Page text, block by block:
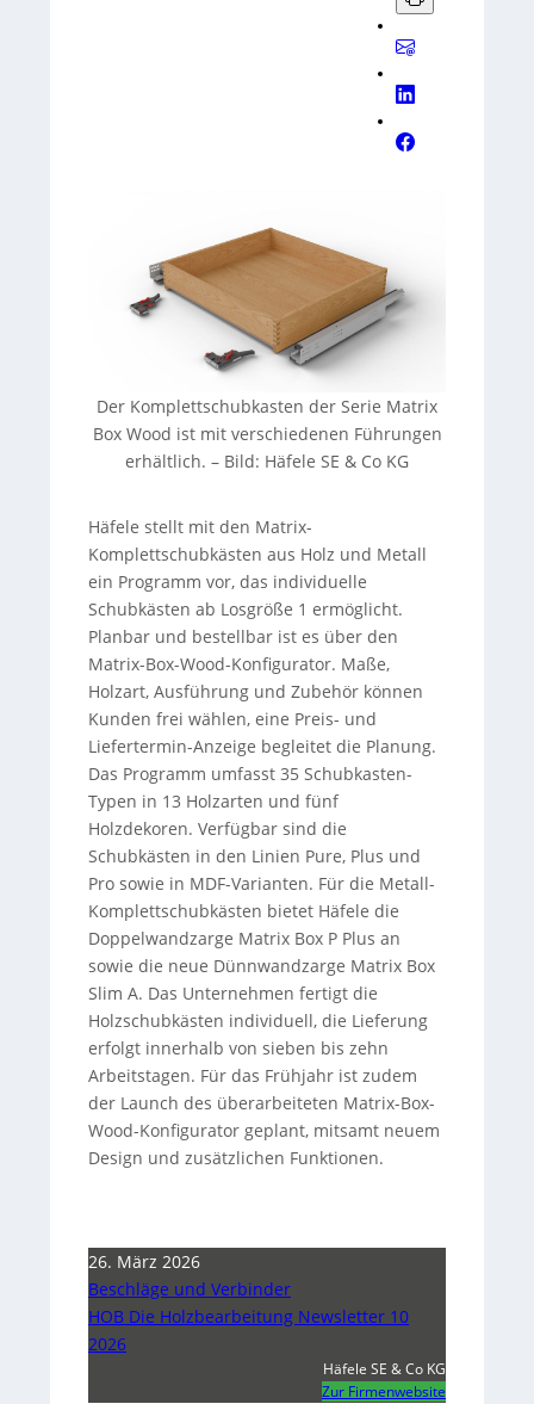
Der Komplettschubkasten der Serie Matrix
Box Wood ist mit verschiedenen Führungen
erhältlich. – Bild: Häfele SE & Co KG
Häfele stellt mit den Matrix-
Komplettschubkästen aus Holz und Metall
ein Programm vor, das individuelle
Schubkästen ab Losgröße 1 ermöglicht.
Planbar und bestellbar ist es über den
Matrix-Box-Wood-Konfigurator. Maße,
Holzart, Ausführung und Zubehör können
Kunden frei wählen, eine Preis- und
Liefertermin-Anzeige begleitet die Planung.
Das Programm umfasst 35 Schubkasten-
Typen in 13 Holzarten und fünf
Holzdekoren. Verfügbar sind die
Schubkästen in den Linien Pure, Plus und
Pro sowie in MDF-Varianten. Für die Metall-
Komplettschubkästen bietet Häfele die
Doppelwandzarge Matrix Box P Plus an
sowie die neue Dünnwandzarge Matrix Box
Slim A. Das Unternehmen fertigt die
Holzschubkästen individuell, die Lieferung
erfolgt innerhalb von sieben bis zehn
Arbeitstagen. Für das Frühjahr ist zudem
der Launch des überarbeiteten Matrix-Box-
Wood-Konfigurator geplant, mitsamt neuem
Design und zusätzlichen Funktionen.
26. März 2026
Beschläge und Verbinder
HOB Die Holzbearbeitung Newsletter 10
2026
Häfele SE & Co KG
Zur Firmenwebsite